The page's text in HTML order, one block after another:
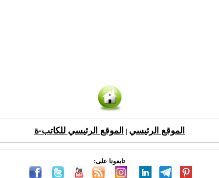
الموقع الرئيسي الموقع الرئيسي للكاتب-ة
تابعونا على: